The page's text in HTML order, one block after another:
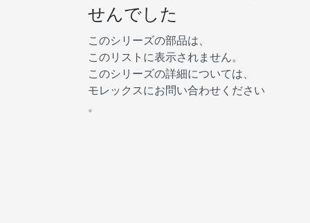
せんでした
このシリーズの部品は、
このリストに表示されません。
このシリーズの詳細については、
モレックスにお問い合わせください
。